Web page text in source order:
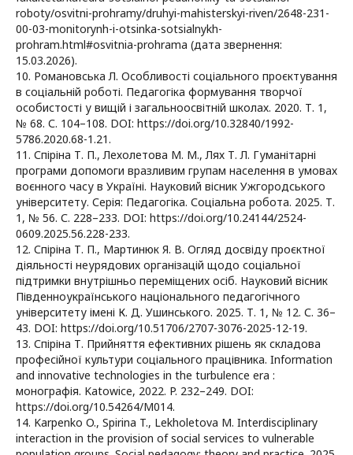
roboty/osvitni-prohramy/druhyi-mahisterskyi-riven/2648-231-
00-03-monitorynh-i-otsinka-sotsialnykh-
prohram.html#osvitnia-prohrama (дата звернення:
15.03.2026).
10. Романовська Л. Особливості соціального проєктування
в соціальній роботі. Педагогіка формування творчої
особистості у вищій і загальноосвітній школах. 2020. Т. 1,
№ 68. С. 104–108. DOI: https://doi.org/10.32840/1992-
5786.2020.68-1.21.
11. Спіріна Т. П., Лехолетова М. М., Лях Т. Л. Гуманітарні
програми допомоги вразливим групам населення в умовах
воєнного часу в Україні. Науковий вісник Ужгородського
університету. Серія: Педагогіка. Соціальна робота. 2025. Т.
1, № 56. С. 228–233. DOI: https://doi.org/10.24144/2524-
0609.2025.56.228-233.
12. Спіріна Т. П., Мартинюк Я. В. Огляд досвіду проєктної
діяльності неурядових організацій щодо соціальної
підтримки внутрішньо переміщених осіб. Науковий вісник
Південноукраїнського національного педагогічного
університету імені К. Д. Ушинського. 2025. Т. 1, № 12. С. 36–
43. DOI: https://doi.org/10.51706/2707-3076-2025-12-19.
13. Спіріна Т. Прийняття ефективних рішень як складова
професійної культури соціального працівника. Information
and innovative technologies in the turbulence era :
монографія. Katowice, 2022. P. 232–249. DOI:
https://doi.org/10.54264/M014.
14. Karpenko O., Spirina T., Lekholetova M. Interdisciplinary
interaction in the provision of social services to vulnerable